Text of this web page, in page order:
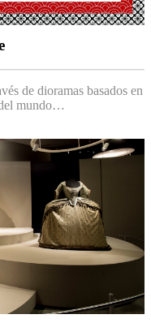
de dioramas basados en
mundo…